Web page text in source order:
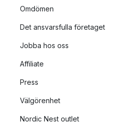
Omdömen
Det ansvarsfulla företaget
Jobba hos oss
Affiliate
Press
Välgörenhet
Nordic Nest outlet